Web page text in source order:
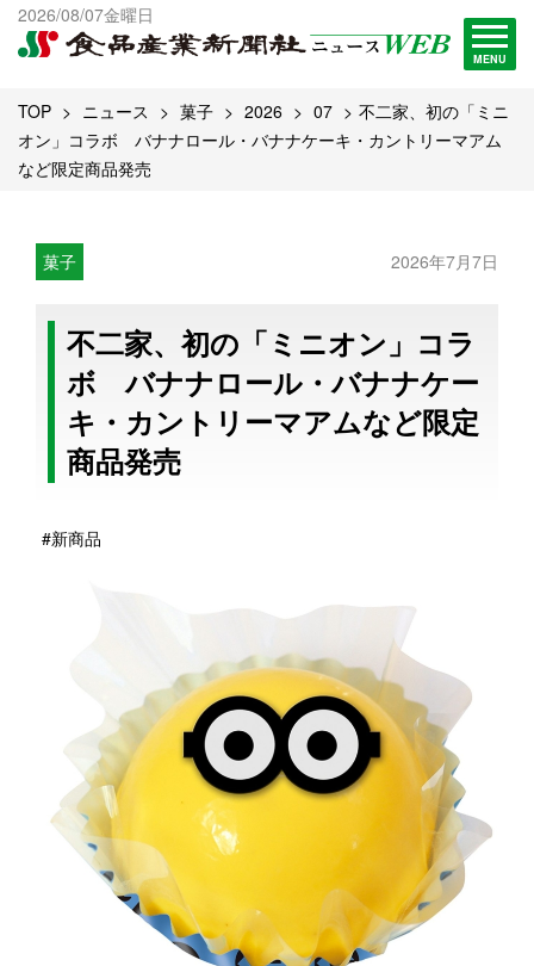
2026/08/07金曜日
MENU
出版物一覧へ
試読・購読申し込み
TOP ニュース 菓子 2026 07
不二家、初の「ミニ
オン」コラボ バナナロール・バナナケーキ・カントリーマアム
など限定商品発売
菓子 2026年7月7日
不二家、初の「ミニオン」コラ
ボ バナナロール・バナナケー
キ・カントリーマアムなど限定
商品発売
#新商品